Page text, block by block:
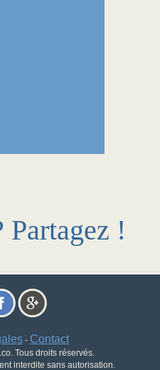
Partagez !
- Contact
Tous droits réservés.
interdite sans autorisation.